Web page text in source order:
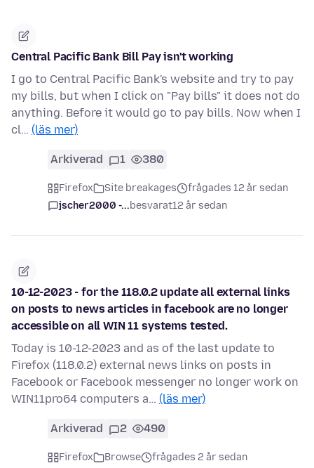
Central Pacific Bank Bill Pay isn't working
I go to Central Pacific Bank's website and try to pay
my bills, but when I click on "Pay bills" it does not do
anything. Before it would go to pay bills. Now when I
cl… (läs mer)
Arkiverad 1 380
Firefox Site breakages
frågades 12 år sedan
jscher2000 -...besvarat12 år sedan
10-12-2023 - for the 118.0.2 update all external links
on posts to news articles in facebook are no longer
accessible on all WIN 11 systems tested.
Today is 10-12-2023 and as of the last update to
Firefox (118.0.2) external news links on posts in
Facebook or Facebook messenger no longer work on
WIN11pro64 computers a… (läs mer)
Arkiverad 2 490
Firefox Browse
frågades 2 år sedan